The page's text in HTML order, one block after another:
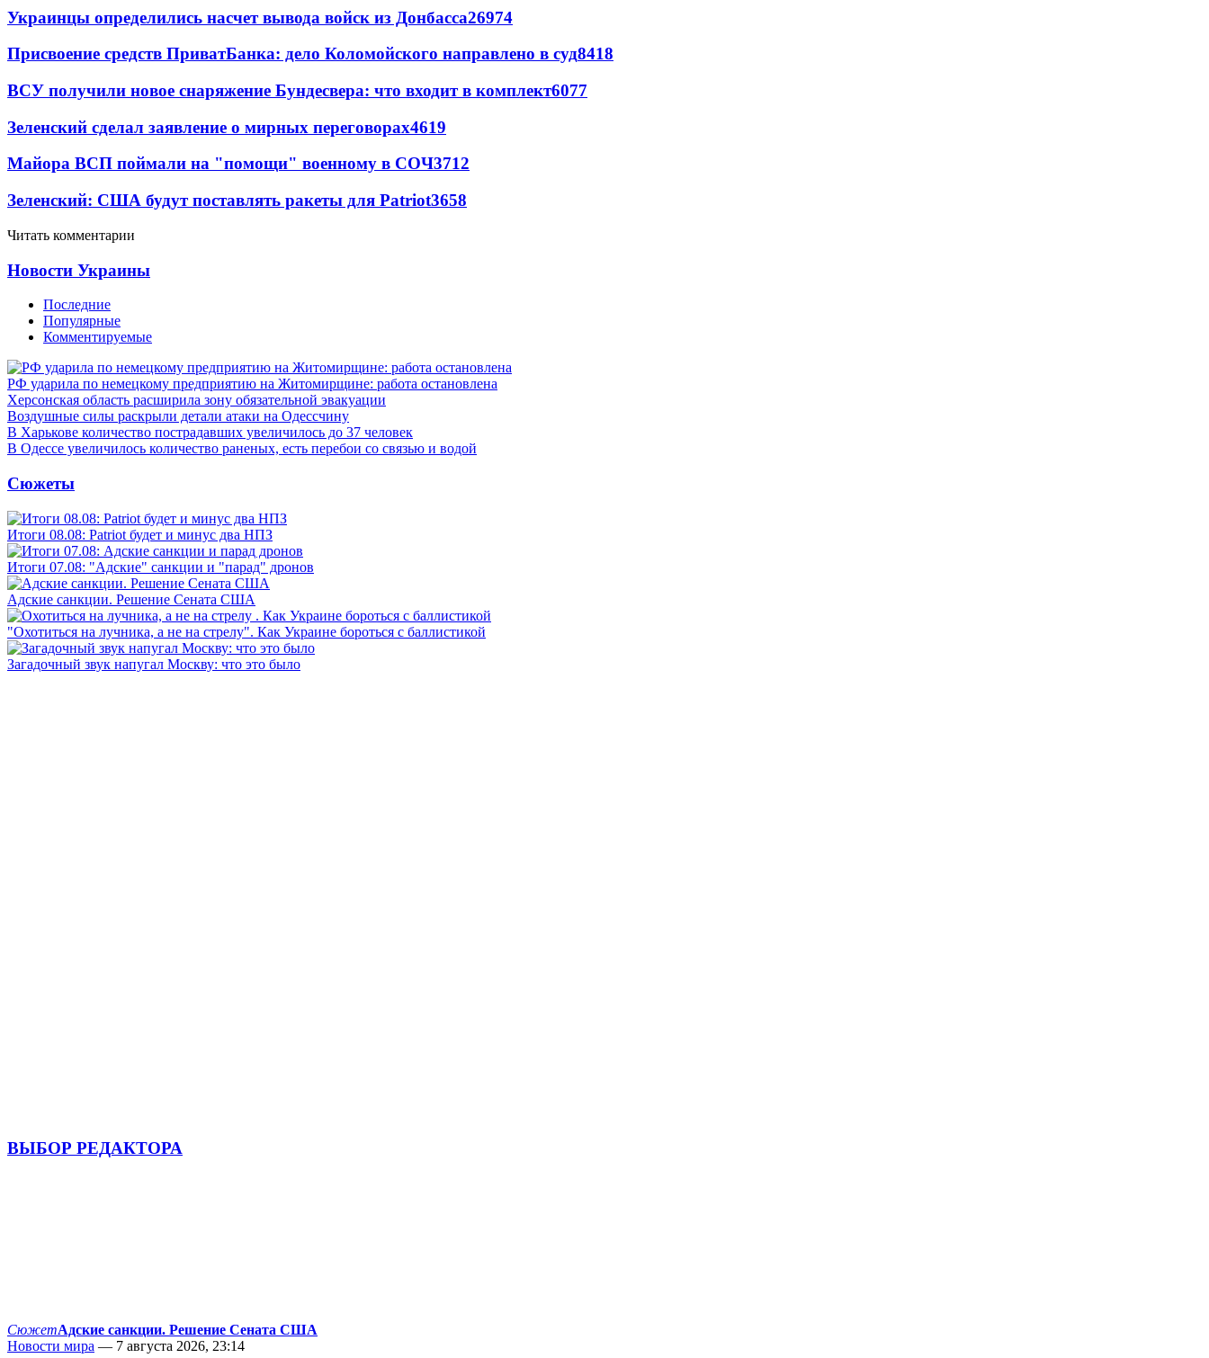
Украинцы определились насчет вывода войск из Донбасса26974
Присвоение средств ПриватБанка: дело Коломойского направлено в суд8418
ВСУ получили новое снаряжение Бундесвера: что входит в комплект6077
Зеленский сделал заявление о мирных переговорах4619
Майора ВСП поймали на "помощи" военному в СОЧ3712
Зеленский: США будут поставлять ракеты для Patriot3658
Читать комментарии
Новости Украины
Последние
Популярные
Комментируемые
РФ ударила по немецкому предприятию на Житомирщине: работа остановлена
Херсонская область расширила зону обязательной эвакуации
Воздушные силы раскрыли детали атаки на Одессчину
В Харькове количество пострадавших увеличилось до 37 человек
В Одессе увеличилось количество раненых, есть перебои со связью и водой
Сюжеты
Итоги 08.08: Patriot будет и минус два НПЗ
Итоги 07.08: "Адские" санкции и "парад" дронов
Адские санкции. Решение Сената США
"Охотиться на лучника, а не на стрелу". Как Украине бороться с баллистикой
Загадочный звук напугал Москву: что это было
ВЫБОР РЕДАКТОРА
СюжетАдские санкции. Решение Сената США
Новости мира — 7 августа 2026, 23:14